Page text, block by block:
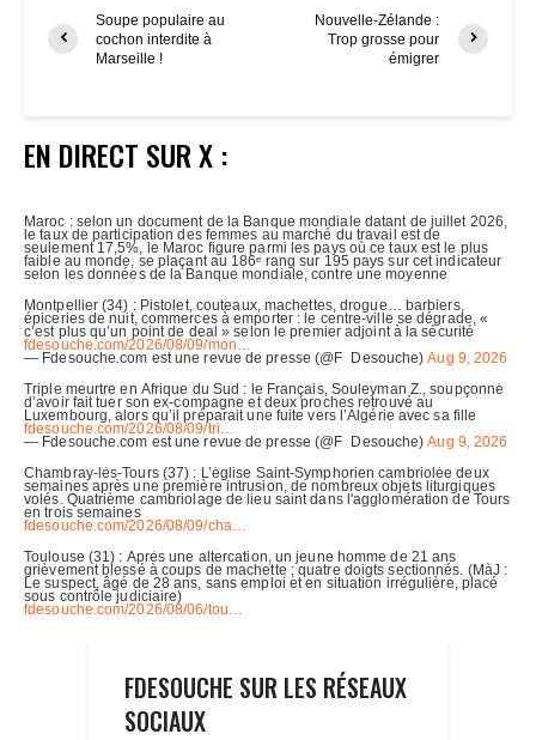
Soupe populaire au
cochon interdite à
Marseille !
Nouvelle-Zélande :
Trop grosse pour
émigrer
EN DIRECT SUR X :
FDESOUCHE SUR LES RÉSEAUX
SOCIAUX